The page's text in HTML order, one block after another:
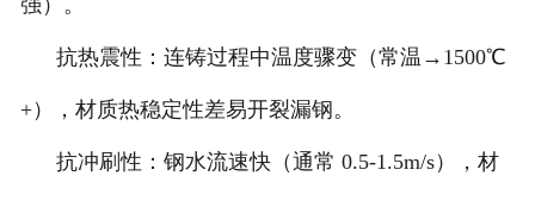
强）。
抗热震性：连铸过程中温度骤变（常温→1500℃
+），材质热稳定性差易开裂漏钢。
抗冲刷性：钢水流速快（通常 0.5-1.5m/s），材